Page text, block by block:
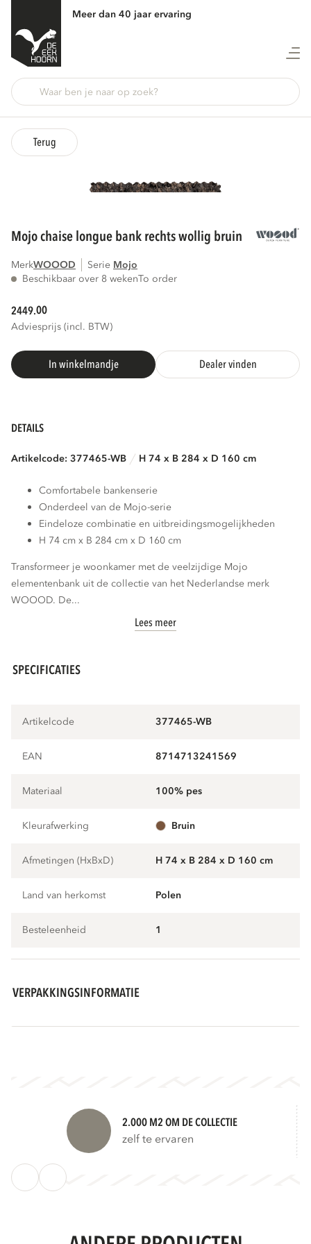
Meer dan 40 jaar ervaring
Terug
mojo chaise longue bank rechts wollig bruin
MerkWOOOD Serie
mojo
Beschikbaar over 8 wekenTo order
2449.00
Adviesprijs (incl. BTW)
In winkelmandje Dealer vinden
DETAILS
Artikelcode: 377465-WB H 74 x B 284 x D 160 cm
Comfortabele bankenserie
Onderdeel van de Mojo-serie
Eindeloze combinatie en uitbreidingsmogelijkheden
H 74 cm x B 284 cm x D 160 cm
Transformeer je woonkamer met de veelzijdige Mojo
elementenbank uit de collectie van het Nederlandse merk
WOOOD. De...
Lees meer
SPECIFICATIES
Artikelcode 377465-WB
EAN 8714713241569
Materiaal 100% pes
Kleurafwerking bruin
Afmetingen (HxBxD) H 74 x B 284 x D 160 cm
Land van herkomst Polen
Besteleenheid 1
VERPAKKINGSINFORMATIE
2.000 M2 OM DE COLLECTIE
zelf te ervaren